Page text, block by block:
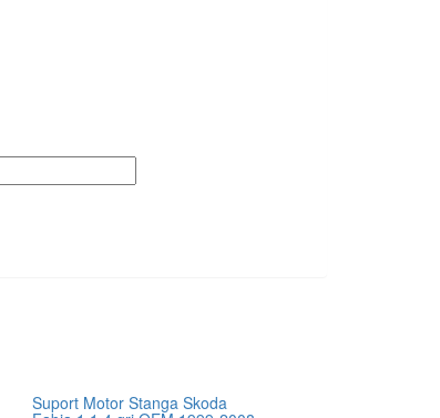
Suport Motor Stanga Skoda